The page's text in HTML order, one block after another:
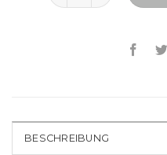
BESCHREIBUNG